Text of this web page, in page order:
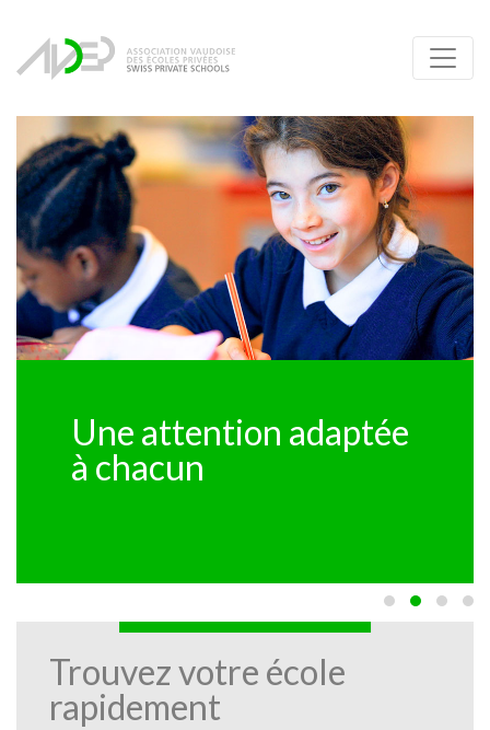
Une attention adaptée
à chacun
Trouvez votre école
rapidement